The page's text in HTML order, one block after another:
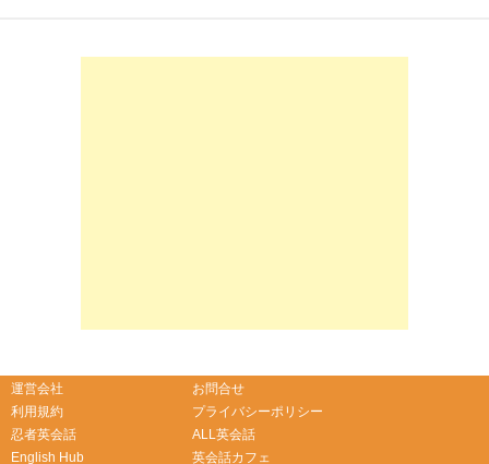
運営会社
お問合せ
利用規約
プライバシーポリシー
忍者英会話
ALL英会話
English Hub
英会話カフェ